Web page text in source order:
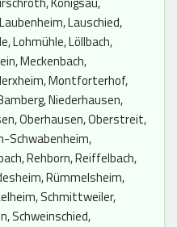
Lauschied,
Lohmühle, Löllbach,
Meckenbach,
Montforterhof,
Niederhausen,
Oberhausen, Oberstreit,
Schwabenheim,
Rehborn, Reiffelbach,
Rümmelsheim,
Schmittweiler,
Schweinschied,